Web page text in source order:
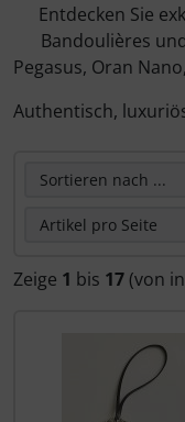
Entdecken Sie
Bandoulières
Pegasus, Oran
Authentisch,
Zeige 1 bis 17 (von